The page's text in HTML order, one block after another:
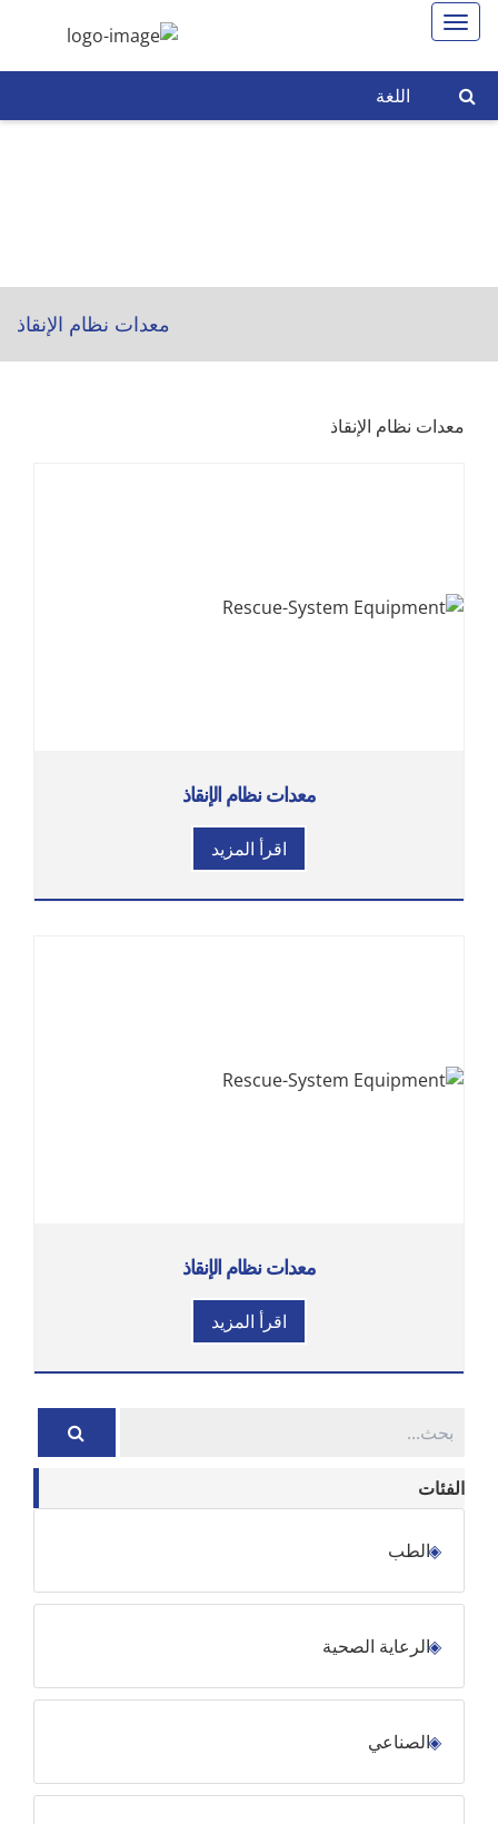
اللغة
معدات نظام الإنقاذ
معدات نظام الإنقاذ
معدات نظام الإنقاذ
اقرأ المزيد
معدات نظام الإنقاذ
اقرأ المزيد
الفئات
الطب
الرعاية الصحية
الصناعي